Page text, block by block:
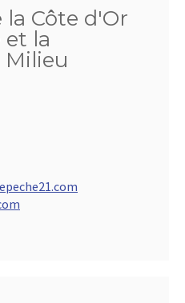
Côte d'Or
et la